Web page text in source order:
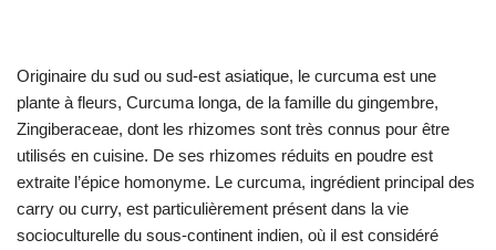
Originaire du sud ou sud-est asiatique, le curcuma est une
plante à fleurs, Curcuma longa, de la famille du gingembre,
Zingiberaceae, dont les rhizomes sont très connus pour être
utilisés en cuisine. De ses rhizomes réduits en poudre est
extraite l’épice homonyme. Le curcuma, ingrédient principal des
carry ou curry, est particulièrement présent dans la vie
socioculturelle du sous-continent indien, où il est considéré